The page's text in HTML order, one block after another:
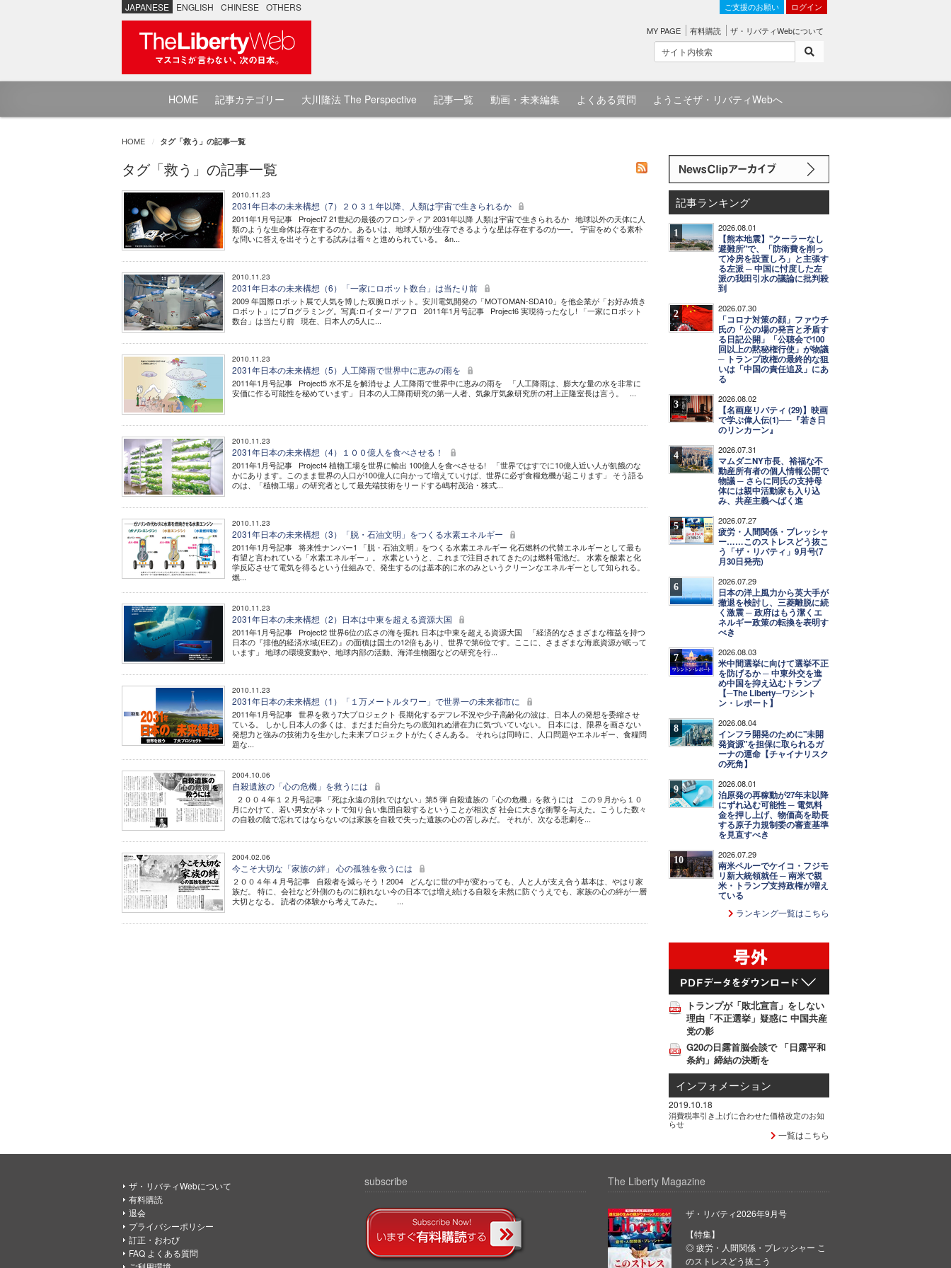
JAPANESE ENGLISH CHINESE OTHERS ご支援のお願い ログイン
MY PAGE 有料購読 ザ・リバティWebについて
HOME 記事カテゴリー 大川隆法 The Perspective 記事一覧 動画・未来編集 よくある質問 ようこそザ・リバティWebへ
HOME タグ「救う」の記事一覧
タグ「救う」の記事一覧
2010.11.23
2031年日本の未来構想（7）２０３１年以降、人類は宇宙で生きられるか
2011年1月号記事 Project7 21世紀の最後のフロンティア 2031年以降 人類は宇宙で生きられるか 地球以外の天体に人
類のような生命体は存在するのか。あるいは、地球人類が生存できるような星は存在するのか──。 宇宙をめぐる素朴
な問いに答えを出そうとする試みは着々と進められている。 &n...
2010.11.23
2031年日本の未来構想（6）「一家にロボット数台」は当たり前
2009 年国際ロボット展で人気を博した双腕ロボット。安川電気開発の「MOTOMAN-SDA10」を他企業が「お好み焼き
ロボット」にプログラミング。写真:ロイター/ アフロ 2011年1月号記事 Project6 実現待ったなし! 「一家にロボット
数台」は当たり前 現在、日本人の5人に...
2010.11.23
2031年日本の未来構想（5）人工降雨で世界中に恵みの雨を
2011年1月号記事 Project5 水不足を解消せよ 人工降雨で世界中に恵みの雨を 「人工降雨は、膨大な量の水を非常に
安価に作る可能性を秘めています」 日本の人工降雨研究の第一人者、気象庁気象研究所の村上正隆室長は言う。 ...
2010.11.23
2031年日本の未来構想（4）１００億人を食べさせる！
2011年1月号記事 Project4 植物工場を世界に輸出 100億人を食べさせる! 「世界ではすでに10億人近い人が飢餓のな
かにあります。このまま世界の人口が100億人に向かって増えていけば、世界に必ず食糧危機が起こります」 そう語る
のは、「植物工場」の研究者として最先端技術をリードする嶋村茂治・株式...
2010.11.23
2031年日本の未来構想（3）「脱・石油文明」をつくる水素エネルギー
2011年1月号記事 将来性ナンバー1 「脱・石油文明」をつくる水素エネルギー 化石燃料の代替エネルギーとして最も
有望と言われている「水素エネルギー」。 水素というと、これまで注目されてきたのは燃料電池だ。 水素を酸素と化
学反応させて電気を得るという仕組みで、発生するのは基本的に水のみというクリーンなエネルギーとして知られる。
燃...
2010.11.23
2031年日本の未来構想（2）日本は中東を超える資源大国
2011年1月号記事 Project2 世界6位の広さの海を掘れ 日本は中東を超える資源大国 「経済的なさまざまな権益を持つ
日本の『排他的経済水域(EEZ)』の面積は国土の12倍もあり、世界で第6位です。ここに、さまざまな海底資源が眠って
います」 地球の環境変動や、地球内部の活動、海洋生物圏などの研究を行...
2010.11.23
2031年日本の未来構想（1）「１万メートルタワー」で世界一の未来都市に
2011年1月号記事 世界を救う7大プロジェクト 長期化するデフレ不況や少子高齢化の波は、日本人の発想を委縮させ
ている。 しかし日本人の多くは、まだまだ自分たちの底知れぬ潜在力に気づいていない。 日本には、限界を画さない
発想力と強みの技術力を生かした未来プロジェクトがたくさんある。 それらは同時に、人口問題やエネルギー、食糧問
題な...
2004.10.06
自殺遺族の「心の危機」を救うには
２００４年１２月号記事 「死は永遠の別れではない」第5 弾 自殺遺族の「心の危機」を救うには この９月から１０
月にかけて、若い男女がネットで知り合い集団自殺するということが相次ぎ 社会に大きな衝撃を与えた。こうした数々
の自殺の陰で忘れてはならないのは家族を自殺で失った遺族の心の苦しみだ。 それが、次なる悲劇を...
2004.02.06
今こそ大切な「家族の絆」 心の孤独を救うには
２００４年４月号記事 自殺者を減らそう！2004 どんなに世の中が変わっても、人と人が支え合う基本は、やはり家
族だ。 特に、会社など外側のものに頼れない今の日本では増え続ける自殺を未然に防ぐうえでも、家族の心の絆が一層
大切となる。 読者の体験から考えてみた。 ...
記事ランキング
1 2026.08.01
【熊本地震】"クーラーなし
避難所"で、「防衛費を削っ
て冷房を設置しろ」と主張す
る左派 ─ 中国に忖度した左
派の我田引水の議論に批判殺
到
2 2026.07.30
「コロナ対策の顔」ファウチ
氏の「公の場の発言と矛盾す
る日記公開」「公聴会で100
回以上の黙秘権行使」が物議
─ トランプ政権の最終的な狙
いは「中国の責任追及」にあ
る
3 2026.08.02
【名画座リバティ (29)】映画
で学ぶ偉人伝(1)──『若き日
のリンカーン』
4 2026.07.31
マムダニNY市長、裕福な不
動産所有者の個人情報公開で
物議 ─ さらに同氏の支持母
体には親中活動家も入り込
み、共産主義へばく進
5 2026.07.27
疲労・人間関係・プレッシャ
ー……このストレスどう抜こ
う「ザ・リバティ」9月号(7
月30日発売)
6 2026.07.29
日本の洋上風力から英大手が
撤退を検討し、三菱離脱に続
く激震 ─ 政府はもう潔くエ
ネルギー政策の転換を表明す
べき
7 2026.08.03
米中間選挙に向けて選挙不正
を防げるか ─ 中東外交を進
め中国を抑え込むトランプ
【─The Liberty─ワシント
ン・レポート】
8 2026.08.04
インフラ開発のために"未開
発資源"を担保に取られるガ
ーナの運命【チャイナリスク
の死角】
9 2026.08.01
泊原発の再稼動が27年末以降
にずれ込む可能性 ─ 電気料
金を押し上げ、物価高を助長
する原子力規制委の審査基準
を見直すべき
10 2026.07.29
南米ペルーでケイコ・フジモ
リ新大統領就任 ─ 南米で親
米・トランプ支持政権が増え
ている
ランキング一覧はこちら
トランプが「敗北宣言」をしない
理由「不正選挙」疑惑に 中国共産
党の影
G20の日露首脳会談で 「日露平和
条約」締結の決断を
インフォメーション
2019.10.18
消費税率引き上げに合わせた価格改定のお知
らせ
一覧はこちら
ザ・リバティWebについて
有料購読
退会
プライバシーポリシー
訂正・おわび
FAQ よくある質問
subscribe The Liberty Magazine
ザ・リバティ2026年9月号
【特集】
◎ 疲労・人間関係・プレッシャー こ
のストレスどう抜こう